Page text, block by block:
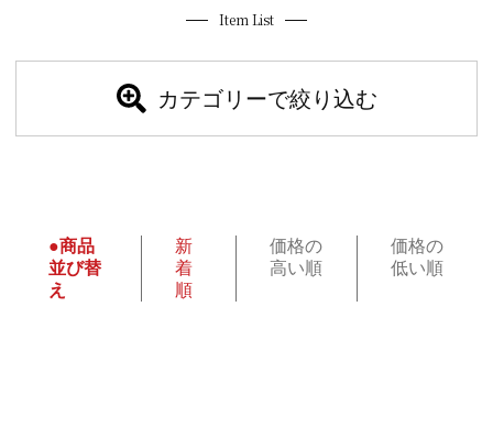
Item List
カテゴリーで絞り込む
●商品
並び替
え
新
着
順
価格の
高い順
価格の
低い順